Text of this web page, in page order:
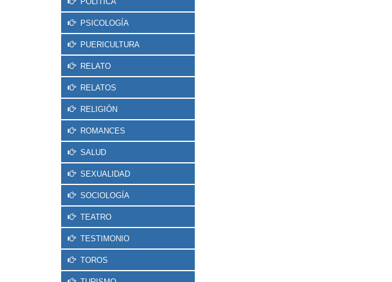
PSICOLOGÍA
PUERICULTURA
RELATO
RELATOS
RELIGIÓN
ROMANCES
SALUD
SEXUALIDAD
SOCIOLOGÍA
TEATRO
TESTIMONIO
TOROS